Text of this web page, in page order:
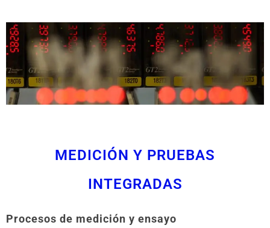
MEDICIÓN Y PRUEBAS
INTEGRADAS
Procesos de medición y ensayo